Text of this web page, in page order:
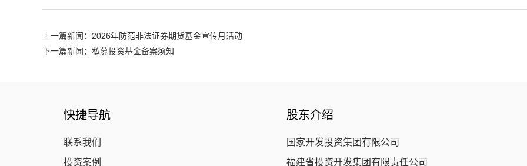
上一篇新闻：2026年防范非法证券期货基金宣传月活动
下一篇新闻：私募投资基金备案须知
快捷导航
联系我们
投资案例
股东介绍
国家开发投资集团有限公司
福建省投资开发集团有限责任公司